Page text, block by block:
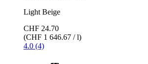
Light Beige
CHF 24.70
(CHF 1 646.67 / l)
4.0 (4)